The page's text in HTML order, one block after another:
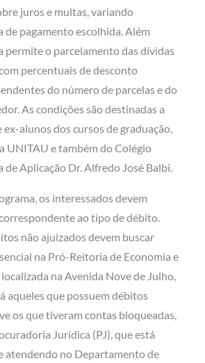
juros e multas, variando
de pagamento escolhida. Além
permite o parcelamento das dívidas
percentuais de desconto
do número de parcelas e do
As condições são destinadas a
ex-alunos dos cursos de graduação,
UNITAU e também do Colégio
de Aplicação Dr. Alfredo José Balbi.
os interessados devem
ao tipo de débito.
não ajuizados devem buscar
na Pró-Reitoria de Economia e
localizada na Avenida Nove de Julho,
aqueles que possuem débitos
os que tiveram contas bloqueadas,
Jurídica (PJ), que está
atendendo no Departamento de